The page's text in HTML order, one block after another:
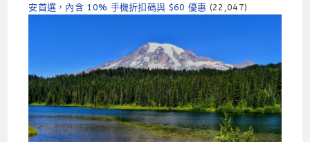
安首選，內含 10% 手機折扣碼與 $60 優惠 (22,047)